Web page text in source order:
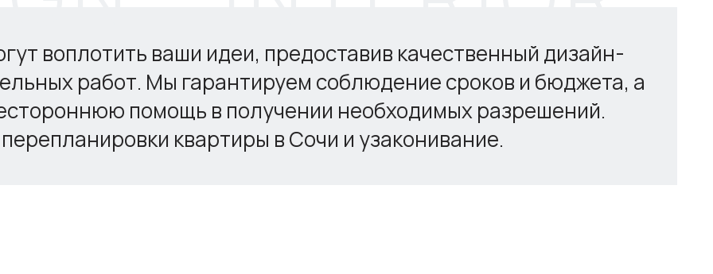
воплотить ваши идеи, предоставив качественный дизайн-
работ. Мы гарантируем соблюдение сроков и бюджета, а
помощь в получении необходимых разрешений.
квартиры в Сочи и узаконивание.